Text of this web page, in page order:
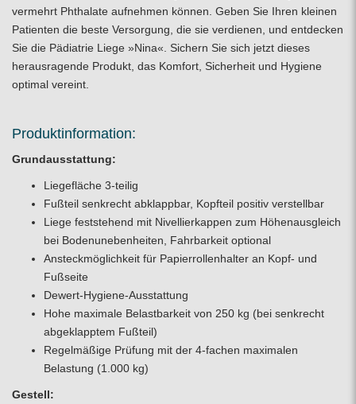
vermehrt Phthalate aufnehmen können. Geben Sie Ihren kleinen
Patienten die beste Versorgung, die sie verdienen, und entdecken
Sie die Pädiatrie Liege »Nina«. Sichern Sie sich jetzt dieses
herausragende Produkt, das Komfort, Sicherheit und Hygiene
optimal vereint.
Produktinformation:
Grundausstattung:
Liegefläche 3-teilig
Fußteil senkrecht abklappbar, Kopfteil positiv verstellbar
Liege feststehend mit Nivellierkappen zum Höhenausgleich
bei Bodenunebenheiten, Fahrbarkeit optional
Ansteckmöglichkeit für Papierrollenhalter an Kopf- und
Fußseite
Dewert-Hygiene-Ausstattung
Hohe maximale Belastbarkeit von 250 kg (bei senkrecht
abgeklapptem Fußteil)
Regelmäßige Prüfung mit der 4-fachen maximalen
Belastung (1.000 kg)
Gestell: